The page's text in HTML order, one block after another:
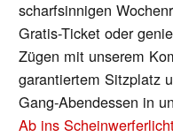
scharfsinnigen
Gratis-Ticket oder
Zügen mit unserem
garantiertem Sitzplatz
Gang-Abendessen in
Ab ins